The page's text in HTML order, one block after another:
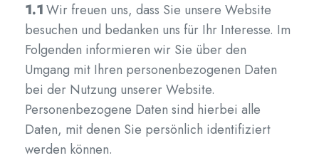
1.1Wir freuen uns, dass Sie unsere Website
besuchen und bedanken uns für Ihr Interesse. Im
Folgenden informieren wir Sie über den
Umgang mit Ihren personenbezogenen Daten
bei der Nutzung unserer Website.
Personenbezogene Daten sind hierbei alle
Daten, mit denen Sie persönlich identifiziert
werden können.